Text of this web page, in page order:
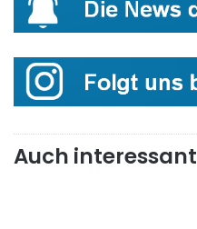
Auch interessant